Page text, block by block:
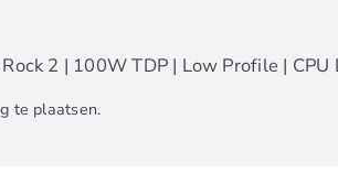
2 | 100W TDP | Low Profile |
te plaatsen.